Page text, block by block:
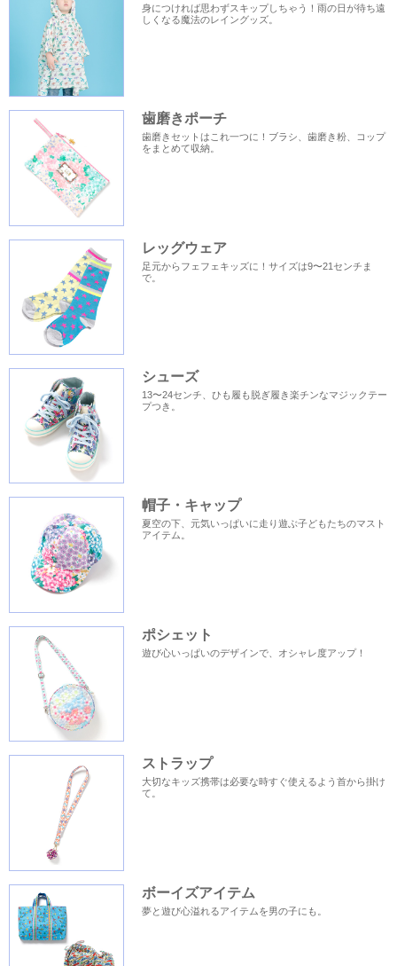
身につければ思わずスキップしちゃう！雨の日が待ち遠
しくなる魔法のレイングッズ。
歯磨きポーチ
歯磨きセットはこれ一つに！ブラシ、歯磨き粉、コップ
をまとめて収納。
レッグウェア
足元からフェフェキッズに！サイズは9〜21センチま
で。
シューズ
13〜24センチ、ひも履も脱ぎ履き楽チンなマジックテー
プつき。
帽子・キャップ
夏空の下、元気いっぱいに走り遊ぶ子どもたちのマスト
アイテム。
ポシェット
遊び心いっぱいのデザインで、オシャレ度アップ！
ストラップ
大切なキッズ携帯は必要な時すぐ使えるよう首から掛け
て。
ボーイズアイテム
夢と遊び心溢れるアイテムを男の子にも。